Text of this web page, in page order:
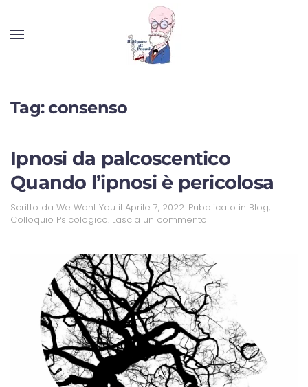
Tag:consenso
Ipnosi da palcoscentico
Quando l’ipnosi è pericolosa
Scritto da We Want You il Aprile 7, 2022. Pubblicato in Blog,
Colloquio Psicologico. Lascia un commento